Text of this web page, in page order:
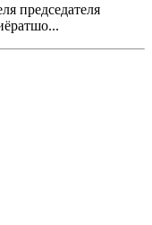
председателя